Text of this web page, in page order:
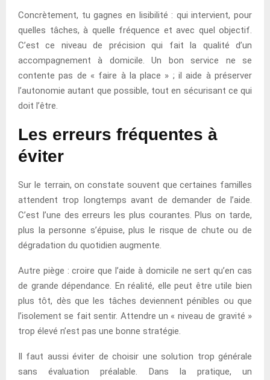
Concrètement, tu gagnes en lisibilité : qui intervient, pour
quelles tâches, à quelle fréquence et avec quel objectif.
C’est ce niveau de précision qui fait la qualité d’un
accompagnement à domicile. Un bon service ne se
contente pas de « faire à la place » ; il aide à préserver
l’autonomie autant que possible, tout en sécurisant ce qui
doit l’être.
Les erreurs fréquentes à
éviter
Sur le terrain, on constate souvent que certaines familles
attendent trop longtemps avant de demander de l’aide.
C’est l’une des erreurs les plus courantes. Plus on tarde,
plus la personne s’épuise, plus le risque de chute ou de
dégradation du quotidien augmente.
Autre piège : croire que l’aide à domicile ne sert qu’en cas
de grande dépendance. En réalité, elle peut être utile bien
plus tôt, dès que les tâches deviennent pénibles ou que
l’isolement se fait sentir. Attendre un « niveau de gravité »
trop élevé n’est pas une bonne stratégie.
Il faut aussi éviter de choisir une solution trop générale
sans évaluation préalable. Dans la pratique, un